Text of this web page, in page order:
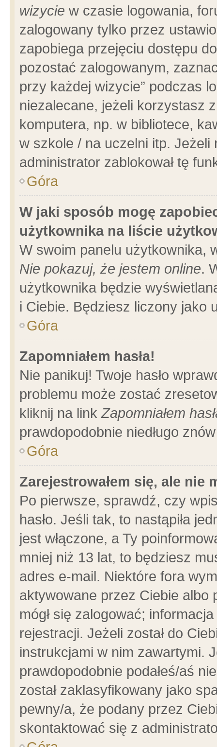
wizycie w czasie logowania,
zalogowany tylko przez
zapobiega przejęciu dostępu
pozostać zalogowanym,
przy każdej wizycie” podczas
niezalecane, jeżeli korzystasz
komputera, np. w bibliotece,
w szkole / na uczelni itp.
administrator zablokował tę
Góra
W jaki sposób mogę
użytkownika na liście
W swoim panelu użytkownika,
Nie pokazuj, że jestem online.
użytkownika będzie
i Ciebie. Będziesz liczony jako
Góra
Zapomniałem hasła!
Nie panikuj! Twoje hasło
problemu może zostać
kliknij na linkZapomniałem
prawdopodobnie niedługo
Góra
Zarejestrowałem się, ale nie
Po pierwsze, sprawdź, czy
hasło. Jeśli tak, to nastąpiła
jest włączone, a Ty
mniej niż 13 lat, to będziesz
adres e-mail. Niektóre fora
aktywowane przez Ciebie albo
mógł się zalogować;
rejestracji. Jeżeli został do
instrukcjami w nim zawartymi.
prawdopodobnie podałeś/aś
został zaklasyfikowany jako
pewny/a, że podany przez
skontaktować się z